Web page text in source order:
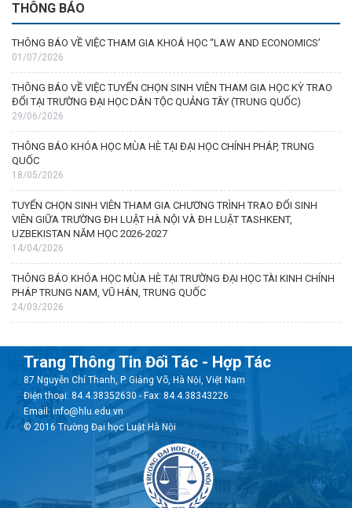
THÔNG BÁO
THÔNG BÁO VỀ VIỆC THAM GIA KHOÁ HỌC “LAW AND ECONOMICS’
01/07/2026
THÔNG BÁO VỀ VIỆC TUYỂN CHỌN SINH VIÊN THAM GIA HỌC KỲ TRAO
ĐỔI TẠI TRƯỜNG ĐẠI HỌC DÂN TỘC QUẢNG TÂY (TRUNG QUỐC)
29/06/2026
THÔNG BÁO KHÓA HỌC MÙA HÈ TẠI ĐẠI HỌC CHÍNH PHÁP, TRUNG
QUỐC
18/05/2026
TUYỂN CHỌN SINH VIÊN THAM GIA CHƯƠNG TRÌNH TRAO ĐỔI SINH
VIÊN GIỮA TRƯỜNG ĐH LUẬT HÀ NỘI VÀ ĐH LUẬT TASHKENT,
UZBEKISTAN NĂM HỌC 2026-2027
14/04/2026
THÔNG BÁO KHÓA HỌC MÙA HÈ TẠI TRƯỜNG ĐẠI HỌC TÀI KINH CHÍNH
PHÁP TRUNG NAM, VŨ HÁN, TRUNG QUỐC
24/03/2026
Trang Thông Tin Đối Tác - Hợp Tác
87 Nguyễn Chí Thanh, P. Giảng Võ, Hà Nội, Việt Nam
Điện thoại: 84.4.38352630 - Fax: 84.4.38343226
Email: info@hlu.edu.vn
© 2016 Trường Đại học Luật Hà Nội